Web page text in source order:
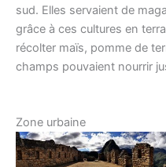
sud. Elles servaient de
grâce à ces cultures en
récolter maïs, pomme de
champs pouvaient nourrir
Zone urbaine